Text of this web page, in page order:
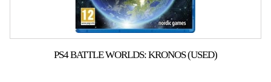
PS4 BATTLE WORLDS: KRONOS (USED)